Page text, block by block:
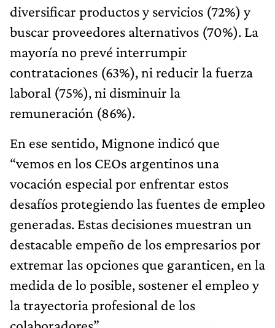
diversificar productos y servicios (72%) y
buscar proveedores alternativos (70%). La
mayoría no prevé interrumpir
contrataciones (63%), ni reducir la fuerza
laboral (75%), ni disminuir la
remuneración (86%).
En ese sentido, Mignone indicó que
“vemos en los CEOs argentinos una
vocación especial por enfrentar estos
desafíos protegiendo las fuentes de empleo
generadas. Estas decisiones muestran un
destacable empeño de los empresarios por
extremar las opciones que garanticen, en la
medida de lo posible, sostener el empleo y
la trayectoria profesional de los